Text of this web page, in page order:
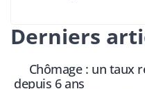
Derniers
Chômage : un taux
depuis 6 ans